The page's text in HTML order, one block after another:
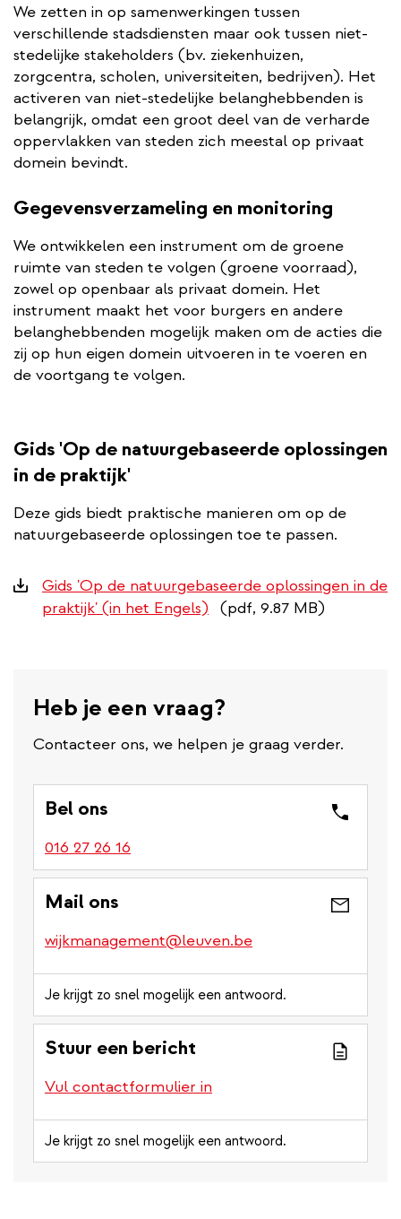
We zetten in op samenwerkingen tussen
verschillende stadsdiensten maar ook tussen niet-
stedelijke stakeholders (bv. ziekenhuizen,
zorgcentra, scholen, universiteiten, bedrijven). Het
activeren van niet-stedelijke belanghebbenden is
belangrijk, omdat een groot deel van de verharde
oppervlakken van steden zich meestal op privaat
domein bevindt.
Gegevensverzameling en monitoring
We ontwikkelen een instrument om de groene
ruimte van steden te volgen (groene voorraad),
zowel op openbaar als privaat domein. Het
instrument maakt het voor burgers en andere
belanghebbenden mogelijk maken om de acties die
zij op hun eigen domein uitvoeren in te voeren en
de voortgang te volgen.
Gids 'Op de natuurgebaseerde oplossingen
in de praktijk'
Deze gids biedt praktische manieren om op de
natuurgebaseerde oplossingen toe te passen.
Downloads
Gids 'Op de natuurgebaseerde oplossingen in de
praktijk' (in het Engels)
(pdf, 9.87 MB)
Heb je een vraag?
Contacteer ons, we helpen je graag verder.
Bel ons
016 27 26 16
Mail ons
wijkmanagement@leuven.be
Je krijgt zo snel mogelijk een antwoord.
Stuur een bericht
Vul contactformulier in
Je krijgt zo snel mogelijk een antwoord.